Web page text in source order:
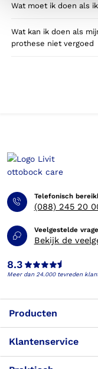
Wat moet ik doen als
Wat kan ik doen als
prothese niet vergoed
Telefonisch
(088) 245 20
Veelgestelde
Bekijk de
8.3
Meer dan 24.000 tevreden
Producten
Klantenservice